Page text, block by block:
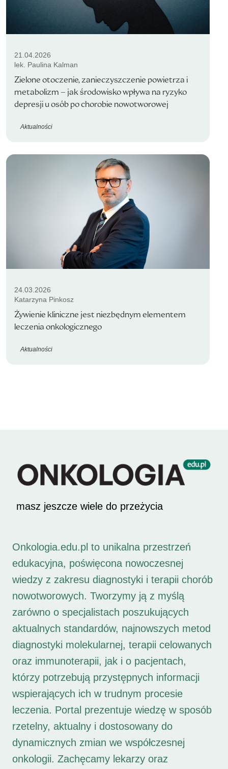
21.04.2026
lek. Paulina Kalman
Zielone otoczenie, zanieczyszczenie powietrza i
metabolizm – jak środowisko wpływa na ryzyko
depresji u osób po chorobie nowotworowej
Aktualności
24.03.2026
Katarzyna Pinkosz
Żywienie kliniczne jest niezbędnym elementem
leczenia onkologicznego
Aktualności
masz jeszcze wiele do przeżycia
Onkologia.edu.pl to unikalna przestrzeń
edukacyjna, poświęcona nowoczesnej
wiedzy z zakresu diagnostyki i terapii chorób
nowotworowych. Tworzymy ją z myślą
zarówno o specjalistach poszukujących
aktualnych standardów, najnowszych metod
diagnostyki molekularnej, terapii celowanych
oraz immunoterapii, jak i o pacjentach,
którzy potrzebują przystępnych informacji
wspierających ich w trudnym procesie
leczenia. Portal prezentuje wiedzę w sposób
rzetelny, aktualny i dostosowany do
dynamicznych zmian we współczesnej
onkologii. Zachęcamy lekarzy oraz